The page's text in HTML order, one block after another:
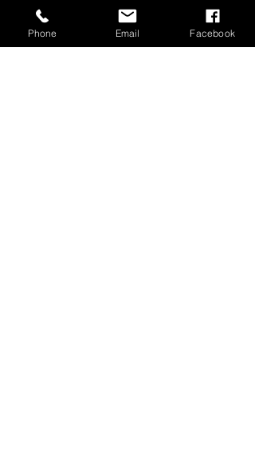
Viigimarjad sisaldavad kiudaineid, A-
vitamiini, C-vitamiini, B6-vitamiini, K-
Phone Email Facebook